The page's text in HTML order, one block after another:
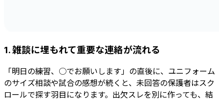
1. 雑談に埋もれて重要な連絡が流れる
「明日の練習、○でお願いします」の直後に、ユニフォーム
のサイズ相談や試合の感想が続くと、未回答の保護者はスク
ロールで探す羽目になります。出欠スレを別に作っても、結